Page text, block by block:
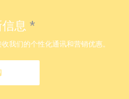
息 *
我们的个性化通讯和营销优惠。